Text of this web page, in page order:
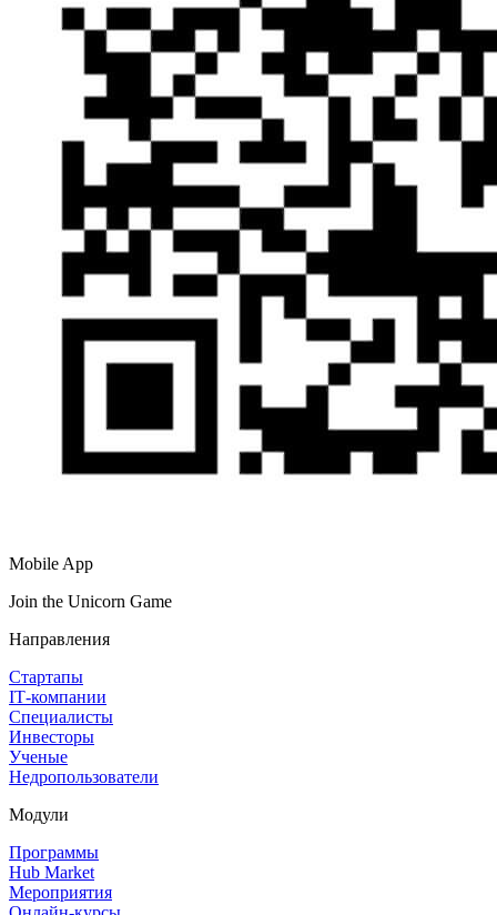
Mobile App
Join the Unicorn Game
Направления
Стартапы
IT‑компании
Специалисты
Инвесторы
Ученые
Недропользователи
Модули
Программы
Hub Market
Мероприятия